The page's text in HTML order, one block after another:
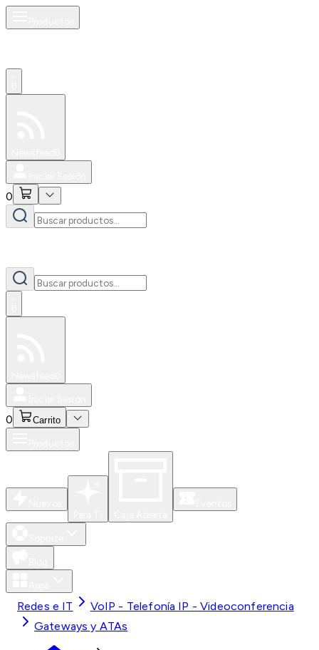
0
0 Carrito
Redes e IT
VoIP - Telefonía IP - Videoconferencia
Gateways y ATAs